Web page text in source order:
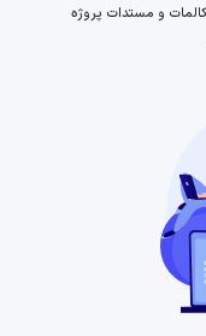
و مستدات پروژه